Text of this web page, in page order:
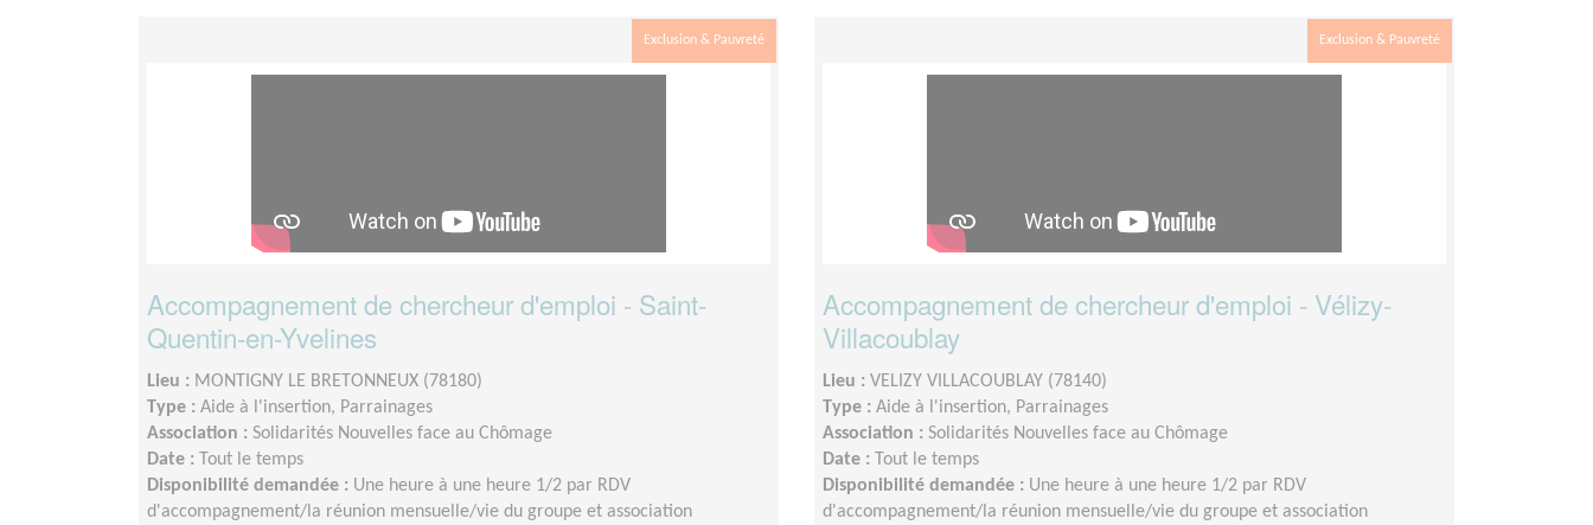
Exclusion & Pauvreté
Accompagnement de chercheur d'emploi - Saint-
Quentin-en-Yvelines
Lieu : MONTIGNY LE BRETONNEUX (78180)
Type : Aide à l'insertion, Parrainages
Association : Solidarités Nouvelles face au Chômage
Date :
Tout le temps
Disponibilité demandée : Une heure à une heure 1/2 par RDV
d'accompagnement/la réunion mensuelle/vie du groupe et association
Exclusion & Pauvreté
Accompagnement de chercheur d'emploi - Vélizy-
Villacoublay
Lieu : VELIZY VILLACOUBLAY (78140)
Type : Aide à l'insertion, Parrainages
Association : Solidarités Nouvelles face au Chômage
Date :
Tout le temps
Disponibilité demandée : Une heure à une heure 1/2 par RDV
d'accompagnement/la réunion mensuelle/vie du groupe et association